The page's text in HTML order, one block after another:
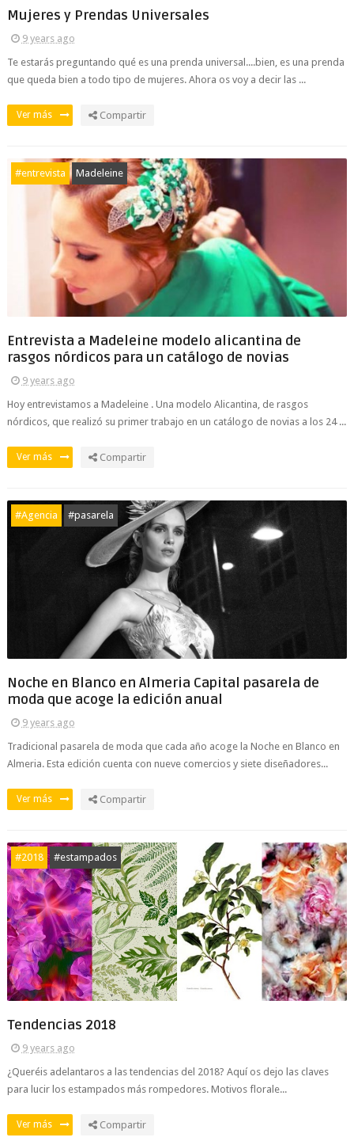
Mujeres y Prendas Universales
9 years ago
Te estarás preguntando qué es una prenda universal....bien, es una prenda
que queda bien a todo tipo de mujeres. Ahora os voy a decir las ...
Ver más Compartir
#entrevista Madeleine
Entrevista a Madeleine modelo alicantina de
rasgos nórdicos para un catálogo de novias
9 years ago
Hoy entrevistamos a Madeleine . Una modelo Alicantina, de rasgos
nórdicos, que realizó su primer trabajo en un catálogo de novias a los 24 ...
Ver más Compartir
#Agencia #pasarela
Noche en Blanco en Almeria Capital pasarela de
moda que acoge la edición anual
9 years ago
Tradicional pasarela de moda que cada año acoge la Noche en Blanco en
Almeria. Esta edición cuenta con nueve comercios y siete diseñadores...
Ver más Compartir
#2018 #estampados
Tendencias 2018
9 years ago
¿Queréis adelantaros a las tendencias del 2018? Aquí os dejo las claves
para lucir los estampados más rompedores. Motivos florale...
Ver más Compartir